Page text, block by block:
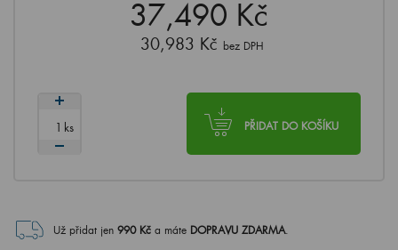
37,490 Kč
30,983 Kč bez DPH
PŘIDAT DO KOŠÍKU
ks
Už přidat jen 990Kč a máte DOPRAVU ZDARMA.